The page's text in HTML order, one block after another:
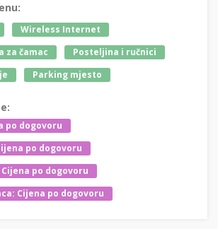
Wireless Internet
za čamac
Posteljina i ručnici
Parking mjesto
po dogovoru
po dogovoru
po dogovoru
Cijena po dogovoru